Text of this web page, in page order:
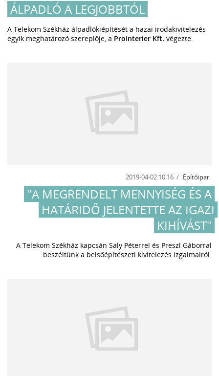
ÁLPADLÓ A LEGJOBBTÓL
A Telekom Székház álpadlókiépítését a hazai irodakivitelezés
egyik meghatározó szereplője, a ProInterier Kft. végezte.
2019-04-02 10:16 Építőipar
"A MEGRENDELT MENNYISÉG ÉS A
HATÁRIDŐ JELENTETTE AZ IGAZI
KIHÍVÁST"
A Telekom Székház kapcsán Saly Péterrel és Preszl Gáborral
beszéltünk a belsőépítészeti kivitelezés izgalmairól.